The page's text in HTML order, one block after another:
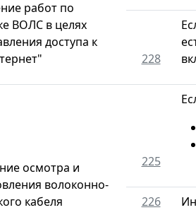
работ по
ВОЛС в целях
доступа к
228
осмотра и
волоконно-
кабеля
225
226